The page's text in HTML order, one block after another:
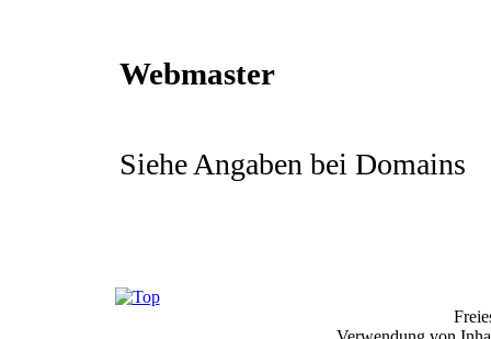
Webmaster
Siehe Angaben bei Domains